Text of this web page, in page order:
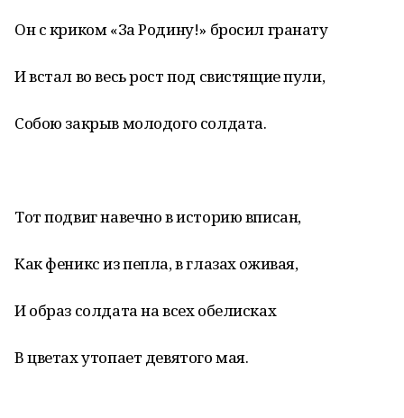
Он с криком «За Родину!» бросил гранату
И встал во весь рост под свистящие пули,
Собою закрыв молодого солдата.
Тот подвиг навечно в историю вписан,
Как феникс из пепла, в глазах оживая,
И образ солдата на всех обелисках
В цветах утопает девятого мая.